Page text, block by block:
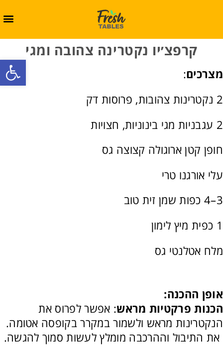
קרפצ׳יו נקטרינה צהובה ומגי
מצרכים:
2 נקטרינות צהובות, פרוסות דק
2 עגבניות מגי בינוניות, חצויות
חופן קטן ארוגולה קצוצה גס
עלי אורגנו טרי
3–4 כפות שמן זית טוב
1 כפית מיץ לימון
מלח אטלנטי גס
אופן ההכנה:
הכנות פרקטיות מראש: אפשר לפרוס את
הנקטרינות מראש ולשמור במקרר בקופסה אטומה.
את התיבול וההרכבה מומלץ לעשות סמוך להגשה.